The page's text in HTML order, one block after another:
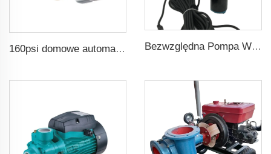
160psi domowe automatyczne zwiększające ciśnienie pompy wodne Bezwzględna Pompa Wodna DC48v z napędem śrubowym o ciśnieniu 75m dla rolnictwa